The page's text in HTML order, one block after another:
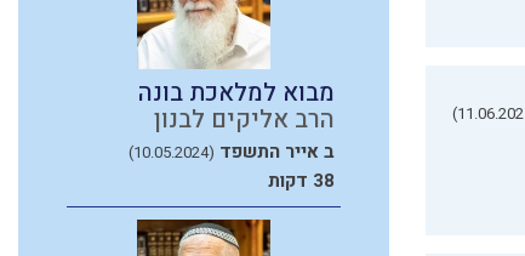
מבוא למלאכת בונה
הרב אליקים לבנון
ב אייר התשפד (10.05.2024)
38 דקות